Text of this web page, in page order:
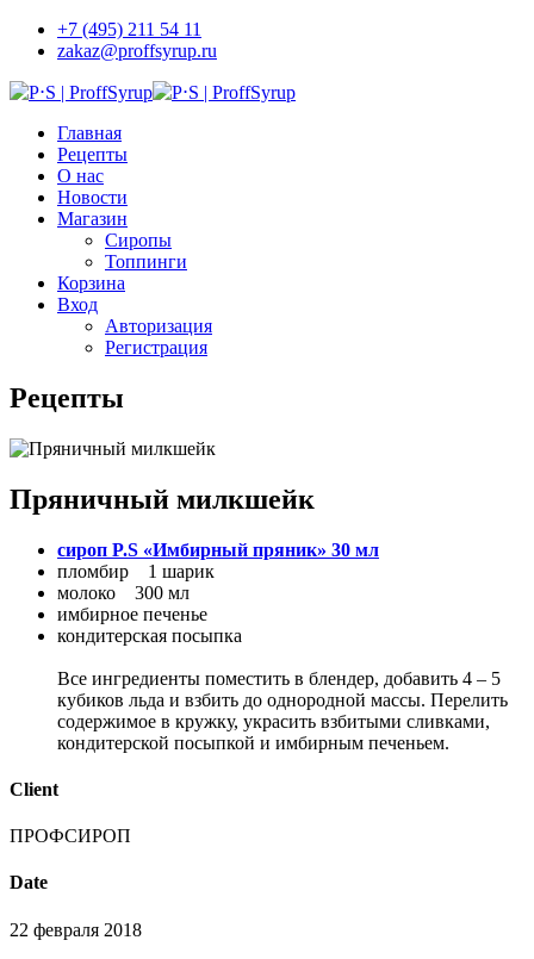
+7 (495) 211 54 11
zakaz@proffsyrup.ru
Главная
Рецепты
О нас
Новости
Магазин
Сиропы
Топпинги
Корзина
Вход
Авторизация
Регистрация
Рецепты
Пряничный милкшейк
сироп P.S «Имбирный пряник» 30 мл
пломбир 1 шарик
молоко 300 мл
имбирное печенье
кондитерская посыпка
Все ингредиенты поместить в блендер, добавить 4 – 5
кубиков льда и взбить до однородной массы. Перелить
содержимое в кружку, украсить взбитыми сливками,
кондитерской посыпкой и имбирным печеньем.
Client
ПРОФСИРОП
Date
22 февраля 2018